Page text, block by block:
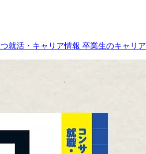
就活・キャリア情報 卒業生のキャリア